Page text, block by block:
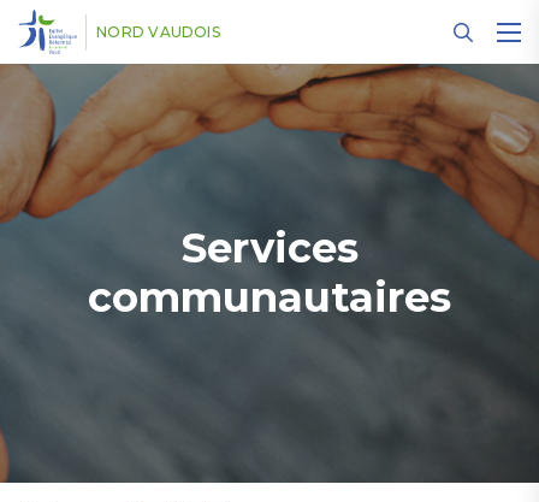
NORD VAUDOIS
Services
communautaires
Panneau de gestion des cookies